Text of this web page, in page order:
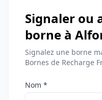
Signaler ou
borne à
Signalez une borne
Bornes de Recharge
Nom *